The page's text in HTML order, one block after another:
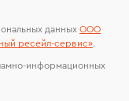
данных ООО
ресейл-сервиc».
информационных